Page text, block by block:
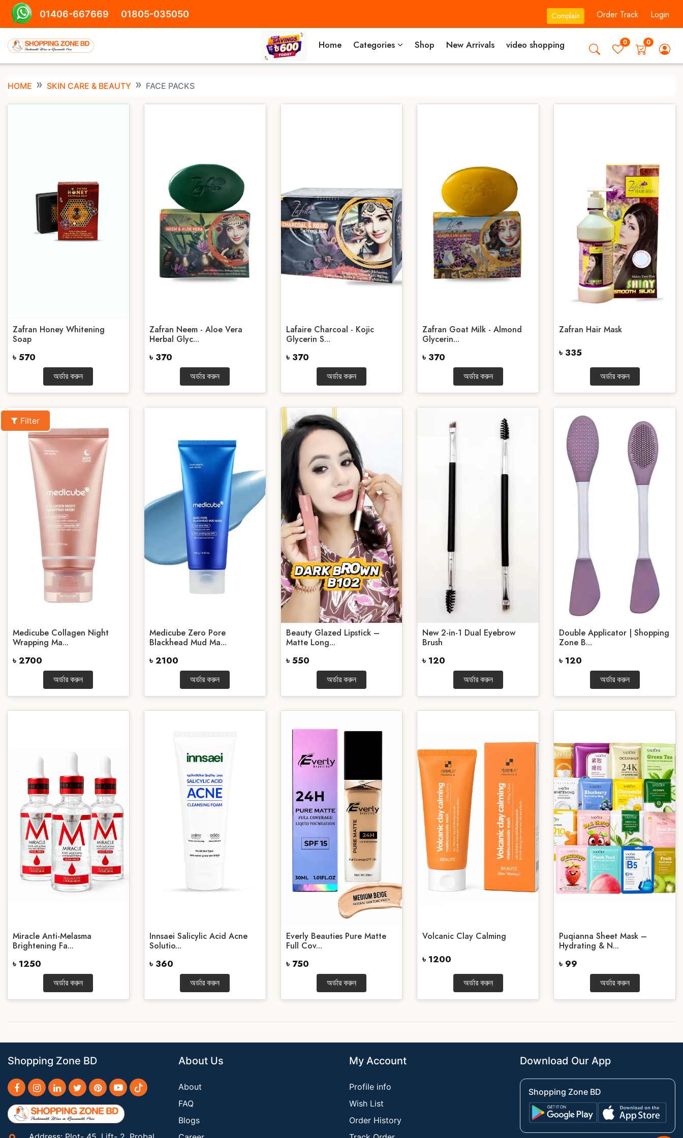
01406-667669 01805-035050 Complain Order Track Login
Home Categories Shop New Arrivals video shopping 0 0
Filter
HOME SKIN CARE & BEAUTY FACE PACKS
Zafran Honey Whitening
Soap
৳ 570
অর্ডার করুন
Zafran Neem - Aloe Vera
Herbal Glyc...
৳ 370
অর্ডার করুন
Lafaire Charcoal - Kojic
Glycerin S...
৳ 370
অর্ডার করুন
Zafran Goat Milk - Almond
Glycerin...
৳ 370
অর্ডার করুন
Zafran Hair Mask
৳ 335
অর্ডার করুন
Medicube Collagen Night
Wrapping Ma...
৳ 2700
অর্ডার করুন
Medicube Zero Pore
Blackhead Mud Ma...
৳ 2100
অর্ডার করুন
Beauty Glazed Lipstick –
Matte Long...
৳ 550
অর্ডার করুন
New 2-in-1 Dual Eyebrow
Brush
৳ 120
অর্ডার করুন
Double Applicator | Shopping
Zone B...
৳ 120
অর্ডার করুন
Miracle Anti-Melasma
Brightening Fa...
৳ 1250
অর্ডার করুন
Innsaei Salicylic Acid Acne
Solutio...
৳ 360
অর্ডার করুন
Everly Beauties Pure Matte
Full Cov...
৳ 750
অর্ডার করুন
Volcanic Clay Calming
৳ 1200
অর্ডার করুন
Puqianna Sheet Mask –
Hydrating & N...
৳ 99
অর্ডার করুন
Shopping Zone BD About Us
About
FAQ
Blogs
My Account
Profile info
Wish List
Order History
Download Our App
Shopping Zone BD